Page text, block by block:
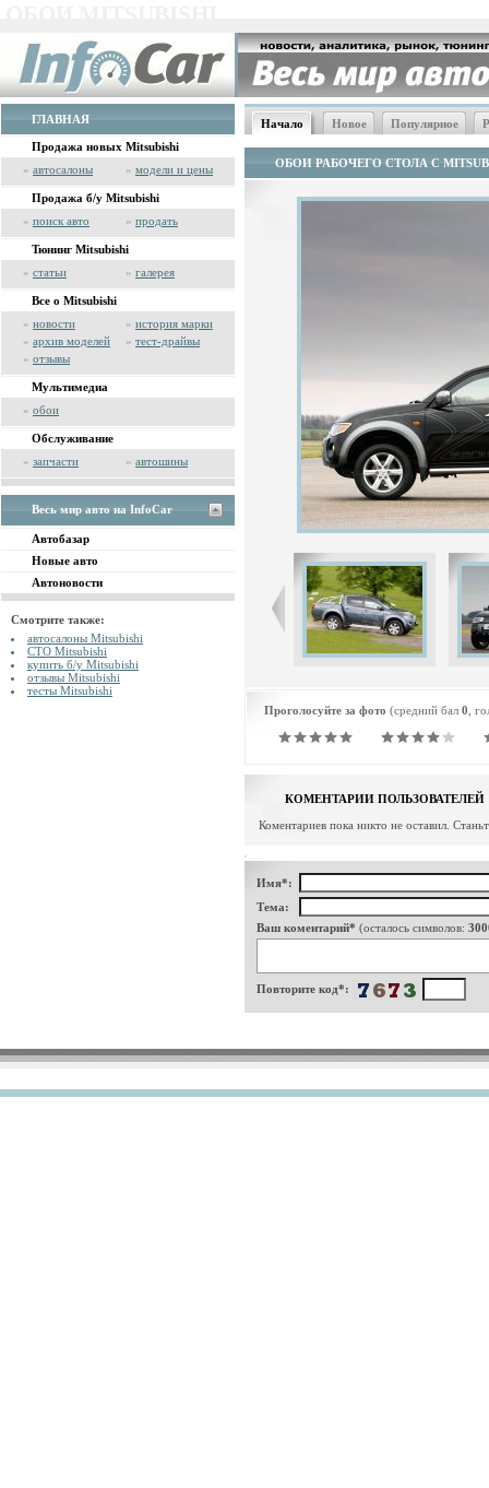
ГЛАВНАЯ
Продажа новых Mitsubishi
» автосалоны » модели и цены
Продажа б/у Mitsubishi
» поиск авто » продать
Тюнинг Mitsubishi
» статьи » галерея
Все о Mitsubishi
» новости » история марки
» архив моделей » тест-драйвы
» отзывы
Мультимедиа
» обои
Обслуживание
» запчасти » автошины
Весь мир авто на InfoCar
Автобазар
Новые авто
Автоновости
Смотрите также:
автосалоны Mitsubishi
СТО Mitsubishi
купить б/у Mitsubishi
отзывы Mitsubishi
тесты Mitsubishi
Начало Новое Популярное
ОБОИ РАБОЧЕГО СТОЛА С
Проголосуйте за фото (средний бал 0 ,
КОМЕНТАРИИ ПОЛЬЗОВАТЕЛЕЙ
Коментариев пока никто не оставил.
Имя*:
Тема:
Ваш коментарий* (осталось символов:
Повторите код*: